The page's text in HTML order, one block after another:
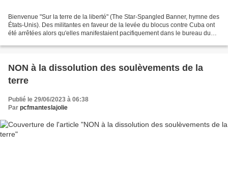
Bienvenue "Sur la terre de la liberté" (The Star-Spangled Banner, hymne des
États-Unis). Des militantes en faveur de la levée du blocus contre Cuba ont
été arrêtées alors qu'elles manifestaient pacifiquement dans le bureau du
NON à la dissolution des soulèvements de la
terre
Publié le 29/06/2023 à 06:38
Par pcfmanteslajolie